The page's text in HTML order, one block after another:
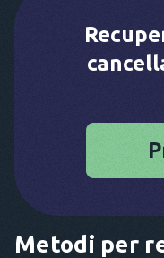
Metodi per